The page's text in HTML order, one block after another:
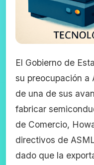
El Gobierno de
su preocupación a
de una de sus
fabricar
de Comercio,
directivos de
dado que la